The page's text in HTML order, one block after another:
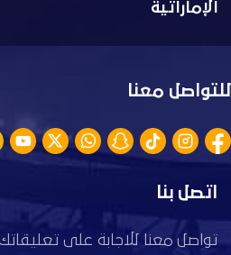
الإماراتية
للتواصل معنا
اتصل بنا
تواصل معنا للاجابة على